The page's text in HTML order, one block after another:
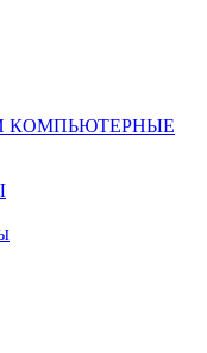
КОМПЬЮТЕРНЫЕ